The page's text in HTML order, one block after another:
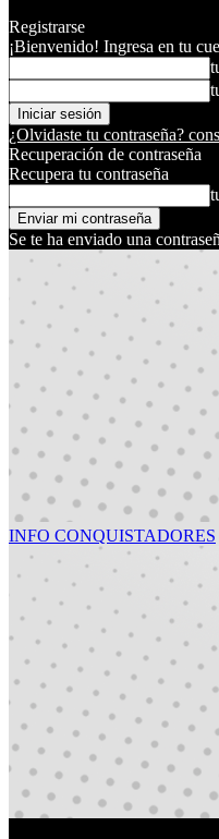
Registrarse
¡Bienvenido! Ingresa en tu
¿Olvidaste tu contraseña?
Recuperación de contraseña
Recupera tu contraseña
Se te ha enviado una
INFO CONQUISTADORES